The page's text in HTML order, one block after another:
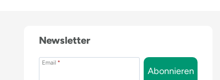
Newsletter
Email *
Abonnieren